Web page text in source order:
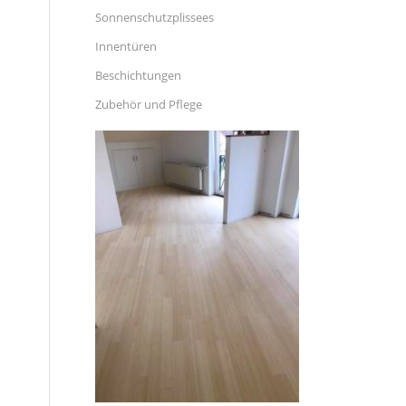
Sonnenschutzplissees
Innentüren
Beschichtungen
Zubehör und Pflege